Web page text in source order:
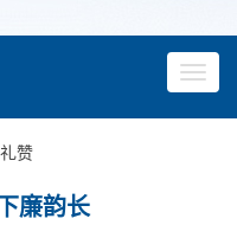
赞
廉韵长